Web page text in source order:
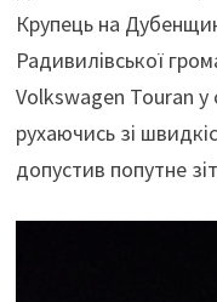
Крупець на
Радивилівської
Volkswagen Touran у
рухаючись зі
допустив попутне